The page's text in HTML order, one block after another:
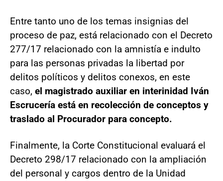
Entre tanto uno de los temas insignias del
proceso de paz, está relacionado con el Decreto
277/17 relacionado con la amnistía e indulto
para las personas privadas la libertad por
delitos políticos y delitos conexos, en este
caso, el magistrado auxiliar en interinidad Iván
Escrucería está en recolección de conceptos y
traslado al Procurador para concepto.
Finalmente, la Corte Constitucional evaluará el
Decreto 298/17 relacionado con la ampliación
del personal y cargos dentro de la Unidad